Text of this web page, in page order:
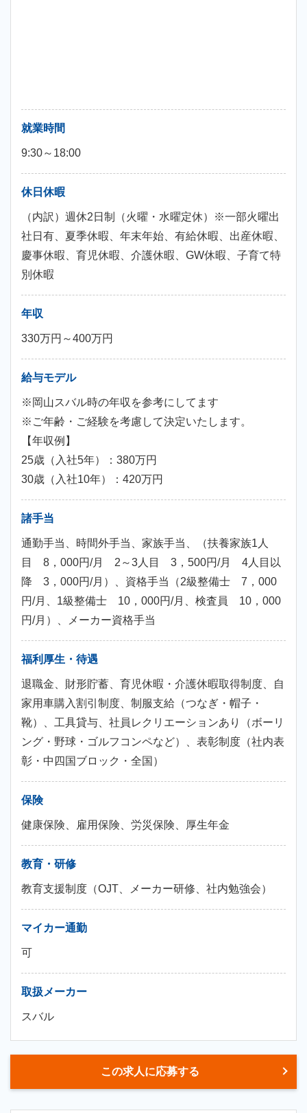
就業時間
9:30～18:00
休日休暇
（内訳）週休2日制（火曜・水曜定休）※一部火曜出
社日有、夏季休暇、年末年始、有給休暇、出産休暇、
慶事休暇、育児休暇、介護休暇、GW休暇、子育て特
別休暇
年収
330万円～400万円
給与モデル
※岡山スバル時の年収を参考にしてます
※ご年齢・ご経験を考慮して決定いたします。
【年収例】
25歳（入社5年）：380万円
30歳（入社10年）：420万円
諸手当
通勤手当、時間外手当、家族手当、（扶養家族1人
目 8，000円/月 2～3人目 3，500円/月 4人目以
降 3，000円/月）、資格手当（2級整備士 7，000
円/月、1級整備士 10，000円/月、検査員 10，000
円/月）、メーカー資格手当
福利厚生・待遇
退職金、財形貯蓄、育児休暇・介護休暇取得制度、自
家用車購入割引制度、制服支給（つなぎ・帽子・
靴）、工具貸与、社員レクリエーションあり（ボーリ
ング・野球・ゴルフコンペなど）、表彰制度（社内表
彰・中四国ブロック・全国）
保険
健康保険、雇用保険、労災保険、厚生年金
教育・研修
教育支援制度（OJT、メーカー研修、社内勉強会）
マイカー通勤
可
取扱メーカー
スバル
この求人に応募する